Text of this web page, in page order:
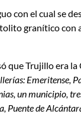
con el cual se
granítico con
que Trujillo era
Emeritense,
un municipio,
Puente de